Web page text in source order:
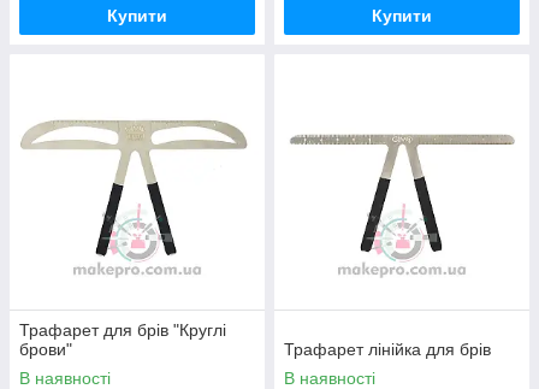
Купити Купити
Трафарет для брів "Круглі
брови"
В наявності
Трафарет лінійка для брів
В наявності